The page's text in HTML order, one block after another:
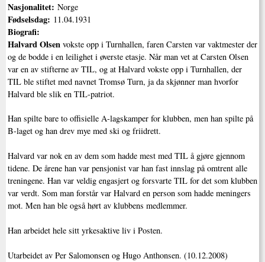
Nasjonalitet: Norge
Fødselsdag: 11.04.1931
Biografi:
Halvard Olsen vokste opp i Turnhallen, faren Carsten var vaktmester der
og de bodde i en leilighet i øverste etasje. Når man vet at Carsten Olsen
var en av stifterne av TIL, og at Halvard vokste opp i Turnhallen, der
TIL ble stiftet med navnet Tromsø Turn, ja da skjønner man hvorfor
Halvard ble slik en TIL-patriot.
Han spilte bare to offisielle A-lagskamper for klubben, men han spilte på
B-laget og han drev mye med ski og friidrett.
Halvard var nok en av dem som hadde mest med TIL å gjøre gjennom
tidene. De årene han var pensjonist var han fast innslag på omtrent alle
treningene. Han var veldig engasjert og forsvarte TIL for det som klubben
var verdt. Som man forstår var Halvard en person som hadde meningers
mot. Men han ble også hørt av klubbens medlemmer.
Han arbeidet hele sitt yrkesaktive liv i Posten.
Utarbeidet av Per Salomonsen og Hugo Anthonsen. (10.12.2008)